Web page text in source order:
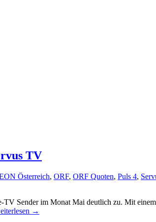
TV
Österreich, ORF, ORF Quoten, Puls 4,
Sender im Monat Mai deutlich zu. Mit
→